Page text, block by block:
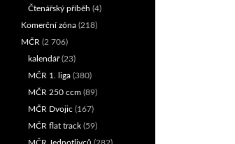
Čtenářský příběh (4)
Komerční zóna (218)
MČR (2 706)
kalendář(23)
MČR 1. liga (380)
MČR 250 ccm (89)
MČR Dvojic (167)
MČR flat track (59)